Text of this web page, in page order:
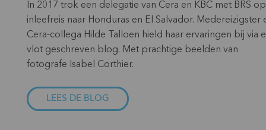
In 2017 trok een delegatie van Cera en KBC met BRS op
inleefreis naar Honduras en El Salvador. Medereizigster
Cera-collega Hilde Talloen hield haar ervaringen bij via
vlot geschreven blog. Met prachtige beelden van
fotografe Isabel Corthier.
LEES DE BLOG